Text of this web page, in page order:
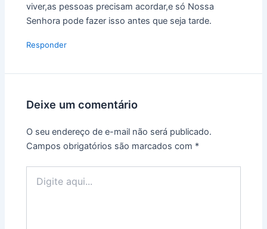
viver,as pessoas precisam acordar,e só Nossa
Senhora pode fazer isso antes que seja tarde.
Responder
Deixe um comentário
O seu endereço de e-mail não será publicado.
Campos obrigatórios são marcados com *
aqui...